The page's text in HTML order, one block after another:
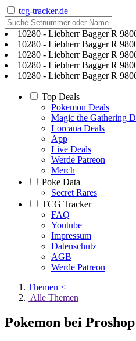
tcg-tracker.de
10280 - Liebherr Bagger R
10280 - Liebherr Bagger R
10280 - Liebherr Bagger R
10280 - Liebherr Bagger R
10280 - Liebherr Bagger R
Top Deals
Pokemon Deals
Magic the Gathering
Lorcana Deals
App
Live Deals
Werde Patreon
Merch
Poke Data
Secret Rares
TCG Tracker
FAQ
Youtube
Impressum
Datenschutz
AGB
Werde Patreon
Themen <
Alle Themen
Pokemon bei